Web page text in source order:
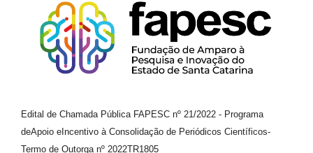
Edital de Chamada Pública FAPESC nº 21/2022 - Programa
deApoio e Incentivo à Consolidação de Periódicos Científicos-
Termo de Outorga nº 2022TR1805